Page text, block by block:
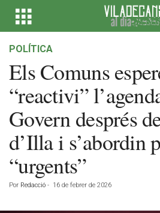
POLÍTICA
Els Comuns
“reactivi”
Govern després
d’Illa i s’abordin
“urgents”
Por Redacció - 16 de febrer de 2026